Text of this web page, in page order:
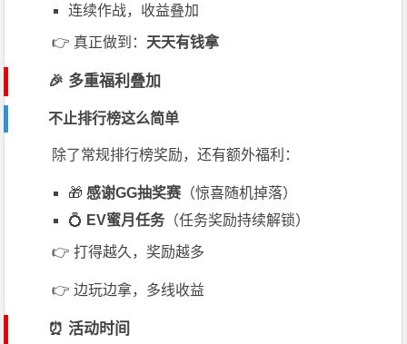
连续作战，收益叠加
👉 真正做到： 天天有钱拿
🎉 多重福利叠加
不止排行榜这么简单
除了常规排行榜奖励，还有额外福利：
🎁感谢GG抽奖赛（惊喜随机掉落）
💍 EV蜜月任务 （任务奖励持续解锁）
👉 打得越久，奖励越多
👉 边玩边拿，多线收益
⏰ 活动时间